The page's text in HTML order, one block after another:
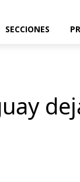
SECCIONES